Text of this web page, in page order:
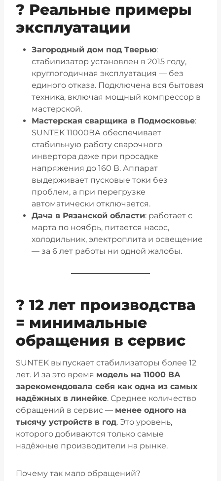
? Реальные примеры
эксплуатации
Загородный дом под Тверью:
стабилизатор установлен в 2015 году,
круглогодичная эксплуатация — без
единого отказа. Подключена вся бытовая
техника, включая мощный компрессор в
мастерской.
Мастерская сварщика в Подмосковье:
SUNTEK 11000ВА обеспечивает
стабильную работу сварочного
инвертора даже при просадке
напряжения до 160 В. Аппарат
выдерживает пусковые токи без
проблем, а при перегрузке
автоматически отключается.
Дача в Рязанской области: работает с
марта по ноябрь, питается насос,
холодильник, электроплита и освещение
— за 6 лет работы ни одной жалобы.
? 12 лет производства
= минимальные
обращения в сервис
SUNTEK выпускает стабилизаторы более 12
лет. И за это время модель на 11000 ВА
зарекомендовала себя как одна из самых
надёжных в линейке. Среднее количество
обращений в сервис — менее одного на
тысячу устройств в год. Это уровень,
которого добиваются только самые
надёжные производители на рынке.
Почему так мало обращений?